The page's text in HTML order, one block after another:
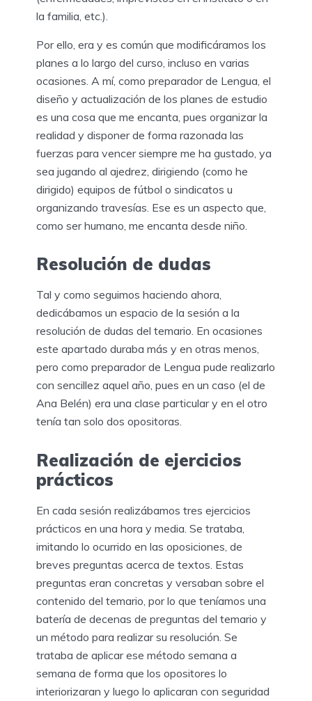
la familia, etc.).
Por ello, era y es común que modificáramos los
planes a lo largo del curso, incluso en varias
ocasiones. A mí, como preparador de Lengua, el
diseño y actualización de los planes de estudio
es una cosa que me encanta, pues organizar la
realidad y disponer de forma razonada las
fuerzas para vencer siempre me ha gustado, ya
sea jugando al ajedrez, dirigiendo (como he
dirigido) equipos de fútbol o sindicatos u
organizando travesías. Ese es un aspecto que,
como ser humano, me encanta desde niño.
Resolución de dudas
Tal y como seguimos haciendo ahora,
dedicábamos un espacio de la sesión a la
resolución de dudas del temario. En ocasiones
este apartado duraba más y en otras menos,
pero como preparador de Lengua pude realizarlo
con sencillez aquel año, pues en un caso (el de
Ana Belén) era una clase particular y en el otro
tenía tan solo dos opositoras.
Realización de ejercicios
prácticos
En cada sesión realizábamos tres ejercicios
prácticos en una hora y media. Se trataba,
imitando lo ocurrido en las oposiciones, de
breves preguntas acerca de textos. Estas
preguntas eran concretas y versaban sobre el
contenido del temario, por lo que teníamos una
batería de decenas de preguntas del temario y
un método para realizar su resolución. Se
trataba de aplicar ese método semana a
semana de forma que los opositores lo
interiorizaran y luego lo aplicaran con seguridad